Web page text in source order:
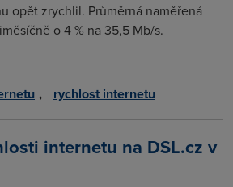
opět zrychlil. Průměrná naměřená
o 4 % na 35,5 Mb/s.
, rychlost internetu
internetu na DSL.cz v